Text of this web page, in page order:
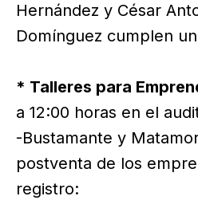
Hernández y César
Domínguez cumplen
* Talleres para
a 12:00 horas en el
-Bustamante y
postventa de los
registro: